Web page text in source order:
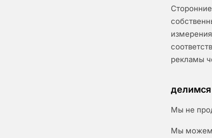
рекламы
Мы не
Мы можем